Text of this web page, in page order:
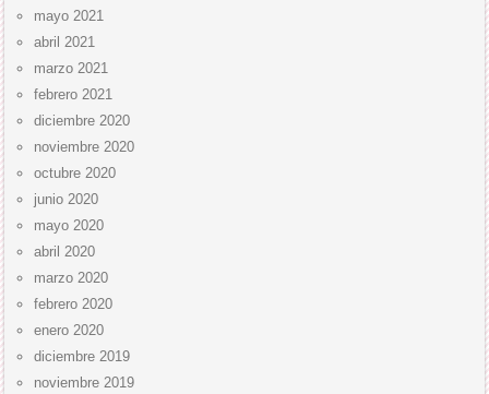
mayo 2021
abril 2021
marzo 2021
febrero 2021
diciembre 2020
noviembre 2020
octubre 2020
junio 2020
mayo 2020
abril 2020
marzo 2020
febrero 2020
enero 2020
diciembre 2019
noviembre 2019